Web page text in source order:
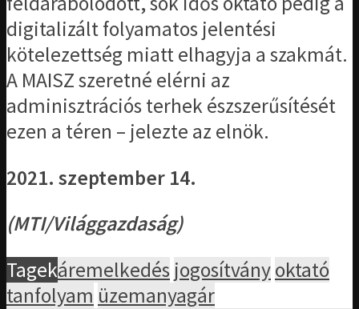
digitalizált folyamatos jelentési
kötelezettség miatt elhagyja a szakmát.
A MAISZ szeretné elérni az
adminisztrációs terhek észszerűsítését
ezen a téren – jelezte az elnök.
2021. szeptember 14.
(MTI/Világgazdaság)
Tagekáremelkedés jogosítványoktató
tanfolyam üzemanyagár